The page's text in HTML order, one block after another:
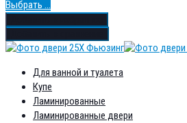
Выбрать ...
Для ванной и туалета
Купе
Ламинированные
Ламинированные двери